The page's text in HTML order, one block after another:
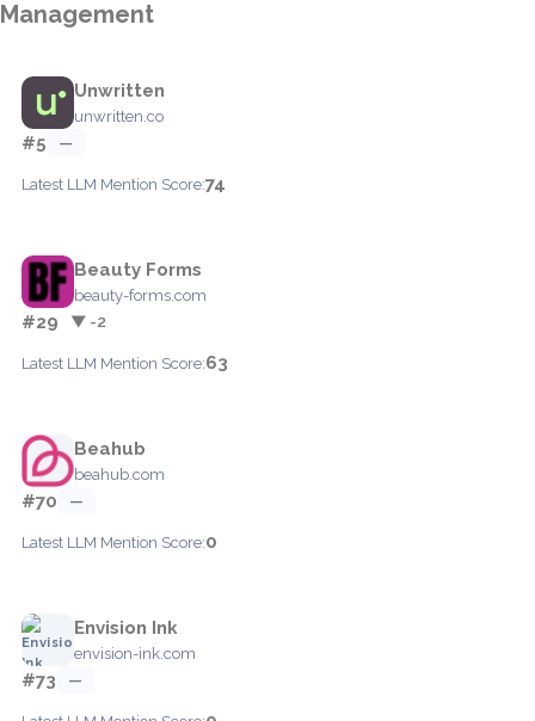
Management
Unwritten
unwritten.co
#5 —
Latest LLM Mention Score:74
Beauty Forms
beauty-forms.com
#29 ▼ -2
Latest LLM Mention Score:63
Beahub
beahub.com
#70 —
Latest LLM Mention Score:0
Envision Ink
envision-ink.com
#73 —